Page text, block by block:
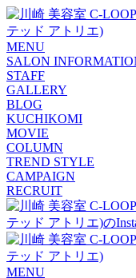
MENU
SALON
STAFF
GALLERY
BLOG
KUCHIKOMI
MOVIE
COLUMN
TREND STYLE
CAMPAIGN
RECRUIT
MENU